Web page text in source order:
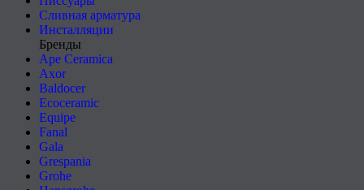
Сливная арматура
Инсталляции
Бренды
Ape Ceramica
Axor
Baldocer
Ecoceramic
Equipe
Fanal
Gala
Grespania
Grohe